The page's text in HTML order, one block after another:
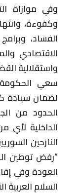
وفي موازاة
وكفوءة،
الفساد،
الاقتصادي
واستقلالية
سعي الحكومة
لضمان سيادة
الحدود من
الداخلية لأي
النازحين
“رفض توطين
العودة وفي
السلام العربية